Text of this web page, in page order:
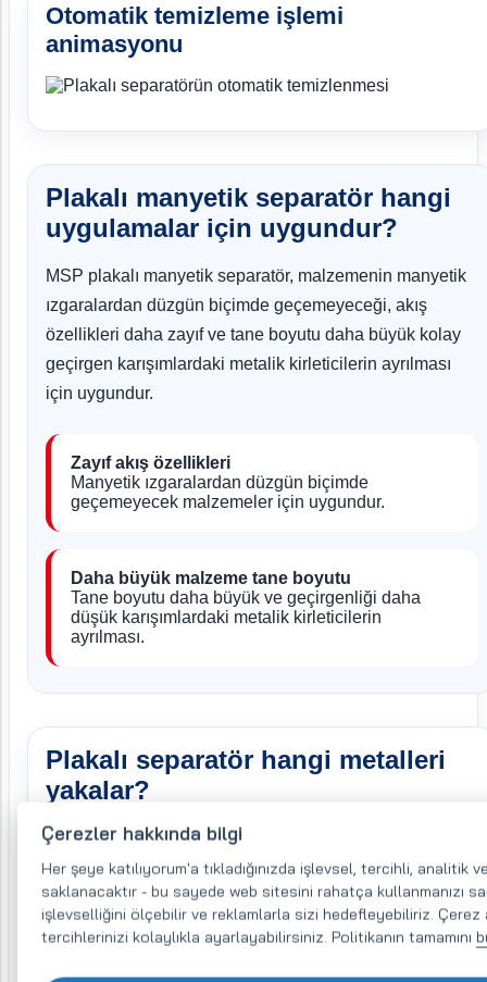
Çerezler hakkında bilgi
Her şeye katılıyorum'a tıkladığınızda işlevsel, tercihli, analitik
saklanacaktır - bu sayede web sitesini rahatça kullanmanızı
işlevselliğini ölçebilir ve reklamlarla sizi hedefleyebiliriz. Çerez
tercihlerinizi kolaylıkla ayarlayabilirsiniz. Politikanın tamamını
Otomatik temizleme işlemi
animasyonu
Plakalı manyetik separatör hangi
uygulamalar için uygundur?
MSP plakalı manyetik separatör, malzemenin manyetik
ızgaralardan düzgün biçimde geçemeyeceği, akış
özellikleri daha zayıf ve tane boyutu daha büyük kolay
geçirgen karışımlardaki metalik kirleticilerin ayrılması
için uygundur.
Zayıf akış özellikleri
Manyetik ızgaralardan düzgün biçimde
geçemeyecek malzemeler için uygundur.
Daha büyük malzeme tane boyutu
Tane boyutu daha büyük ve geçirgenliği daha
düşük karışımlardaki metalik kirleticilerin
ayrılması.
Plakalı separatör hangi metalleri
yakalar?
Plakalı separatör, metalik manyetik kirleticileri manyetik
plakalar yardımıyla yakalar. Standart olarak ferrit
mıknatıslarla donatılır, talep üzerine NdFeB neodimyum
mıknatıslı model olarak da sunulabilir.